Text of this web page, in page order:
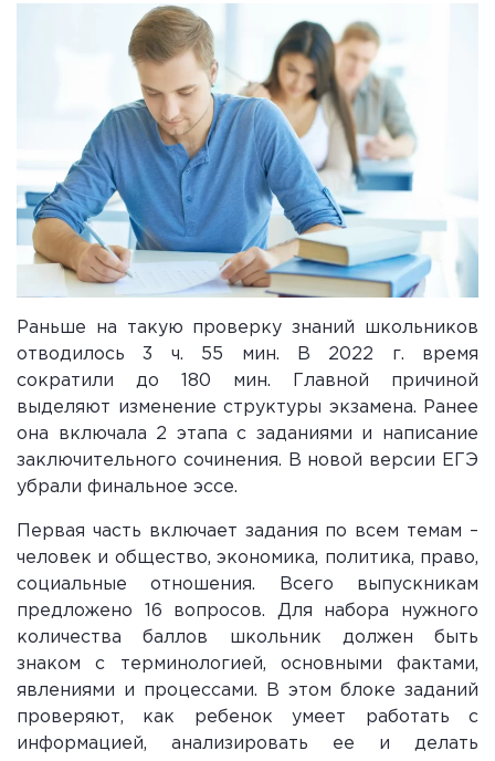
Раньше на такую проверку знаний школьников
отводилось 3 ч. 55 мин. В 2022 г. время
сократили до 180 мин. Главной причиной
выделяют изменение структуры экзамена. Ранее
она включала 2 этапа с заданиями и написание
заключительного сочинения. В новой версии ЕГЭ
убрали финальное эссе.
Первая часть включает задания по всем темам –
человек и общество, экономика, политика, право,
социальные отношения. Всего выпускникам
предложено 16 вопросов. Для набора нужного
количества баллов школьник должен быть
знаком с терминологией, основными фактами,
явлениями и процессами. В этом блоке заданий
проверяют, как ребенок умеет работать с
информацией, анализировать ее и делать